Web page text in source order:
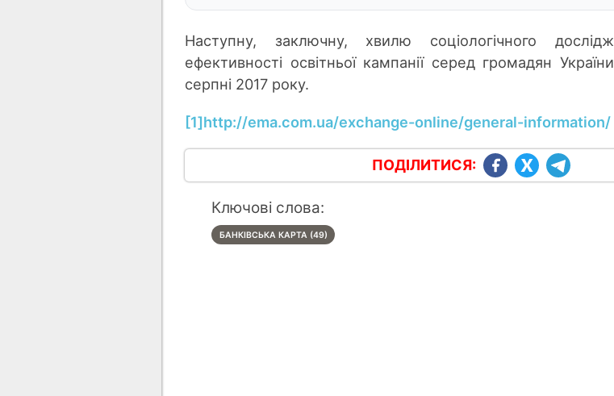
Наступну, заключну, хвилю соціологічного
ефективності освітньої кампанії серед громадян
серпні 2017 року.
[1]http://ema.com.ua/exchange-online/general-information/
ПОДІЛИТИСЯ:
Ключові слова:
БАНКІВСЬКА КАРТА (49)